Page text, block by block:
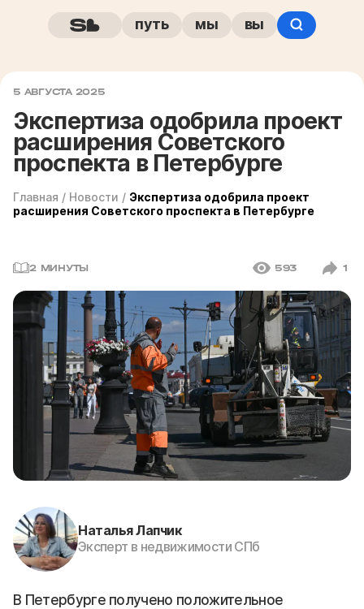
путь мы вы
5 АВГУСТА 2025
Экспертиза одобрила проект
расширения Советского
проспекта в Петербурге
Главная / Новости / Экспертиза одобрила проект
расширения Советского проспекта в Петербурге
2 МИНУТЫ 593 1
Наталья Лапчик
Эксперт в недвижимости СПб
В Петербурге получено положительное